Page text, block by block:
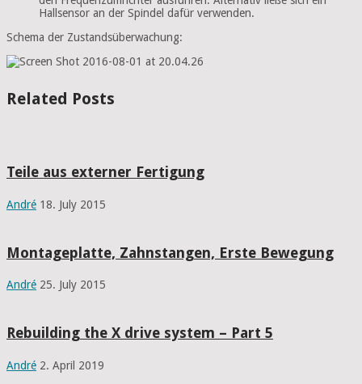
Hallsensor an der Spindel dafür verwenden.
Schema der Zustandsüberwachung:
Related Posts
Teile aus externer Fertigung
André 18. July 2015
Montageplatte, Zahnstangen, Erste Bewegung
André 25. July 2015
Rebuilding the X drive system – Part 5
André 2. April 2019